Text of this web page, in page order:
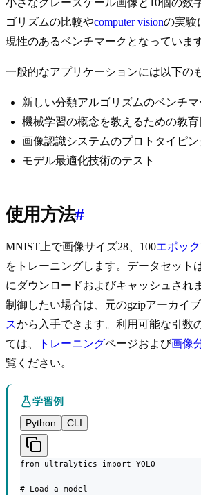
小さなグレースケール画像と10個の数
ゴリズムの比較やcomputer visionの実験
現性のあるベンチマークとなっています
一般的なアプリケーションには以下の
新しい分類アルゴリズムのベンチマ
機械学習の概念を教えるための教育
画像認識システムのプロトタイピン
モデル最適化技術のテスト
使用方法#
MNIST上で画像サイズ28、100エポック
をトレーニングします。データセット
にダウンロードおよびキャッシュされ
制御したい場合は、元のgzipアーカイ
スから入手できます。利用可能な引数
ては、
トレーニングページおよび画像
覧ください。
学習例
Python
CLI
from ultralytics import YOLO
# Load a model